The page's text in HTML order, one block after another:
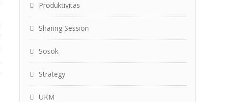
Produktivitas
Sharing Session
Sosok
Strategy
UKM